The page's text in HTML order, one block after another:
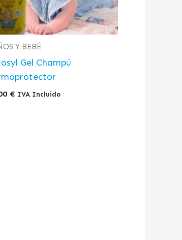
Y BEBÉ
Gel Champú
€ IVA Incluido